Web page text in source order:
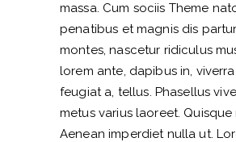
massa. Cum sociis Theme
penatibus et magnis dis
montes, nascetur ridiculus
lorem ante, dapibus in, viverra
feugiat a, tellus. Phasellus
metus varius laoreet. Quisque
Aenean imperdiet nulla ut.